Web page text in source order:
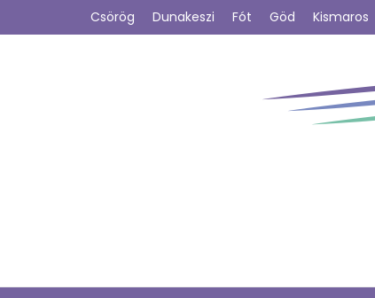
Csörög Dunakeszi Fót Göd Kismaros